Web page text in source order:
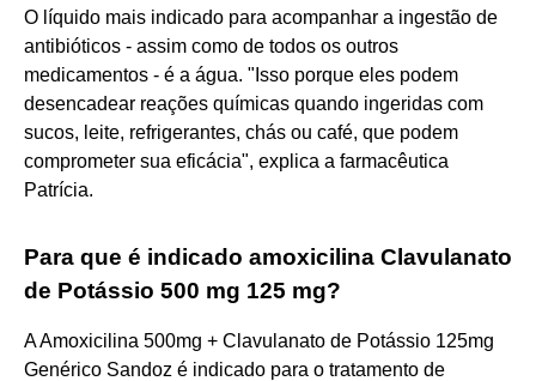
O líquido mais indicado para acompanhar a ingestão de
antibióticos - assim como de todos os outros
medicamentos - é a água. "Isso porque eles podem
desencadear reações químicas quando ingeridas com
sucos, leite, refrigerantes, chás ou café, que podem
comprometer sua eficácia", explica a farmacêutica
Patrícia.
Para que é indicado amoxicilina Clavulanato
de Potássio 500 mg 125 mg?
A Amoxicilina 500mg + Clavulanato de Potássio 125mg
Genérico Sandoz é indicado para o tratamento de